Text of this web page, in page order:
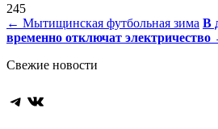
245
Навигация
по
записям
← Мытищинская футбольная зима В
временно отключат электричество
Свежие новости
Telegram
ВКонтакте